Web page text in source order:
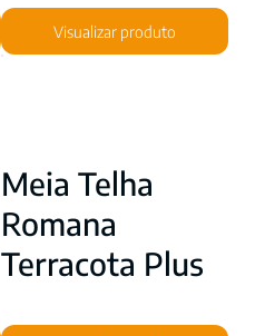
Visualizar produto
Meia Telha
Romana
Terracota Plus